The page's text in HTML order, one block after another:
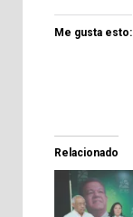
Me gusta esto:
Relacionado